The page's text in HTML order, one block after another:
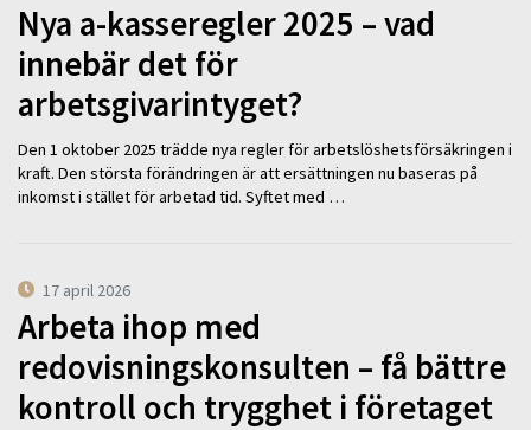
Nya a-kasseregler 2025 – vad
innebär det för
arbetsgivarintyget?
Den 1 oktober 2025 trädde nya regler för arbetslöshetsförsäkringen i
kraft. Den största förändringen är att ersättningen nu baseras på
inkomst i stället för arbetad tid. Syftet med …
17 april 2026
Arbeta ihop med
redovisningskonsulten – få bättre
kontroll och trygghet i företaget